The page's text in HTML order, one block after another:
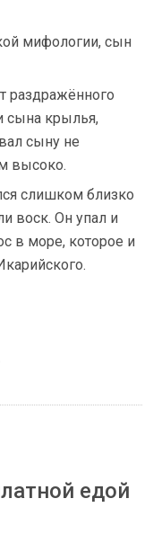
мифологии, сын
раздражённого
сына крылья,
сыну не
высоко.
слишком близко
воск. Он упал и
в море, которое и
едой